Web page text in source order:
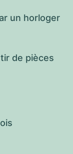
un horloger
de pièces